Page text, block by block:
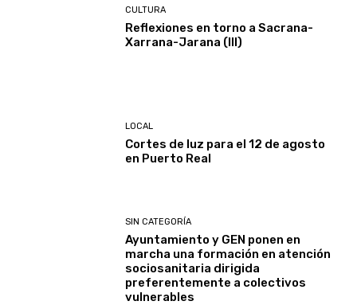
CULTURA
Reflexiones en torno a Sacrana-
Xarrana-Jarana (III)
LOCAL
Cortes de luz para el 12 de agosto
en Puerto Real
SIN CATEGORÍA
Ayuntamiento y GEN ponen en
marcha una formación en atención
sociosanitaria dirigida
preferentemente a colectivos
vulnerables